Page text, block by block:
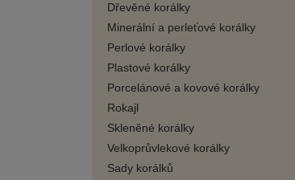
Dřevěné korálky
Minerální a perleťové korálky
Perlové korálky
Plastové korálky
Porcelánové a kovové korálky
Rokajl
Skleněné korálky
Velkoprůvlekové korálky
Sady korálků